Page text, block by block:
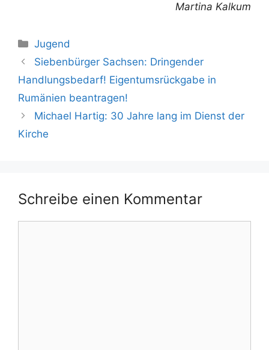
Martina Kalkum
Kategorien
Jugend
Siebenbürger Sachsen: Dringender
Handlungsbedarf! Eigentumsrückgabe in
Rumänien beantragen!
Michael Hartig: 30 Jahre lang im Dienst der
Kirche
Schreibe einen Kommentar